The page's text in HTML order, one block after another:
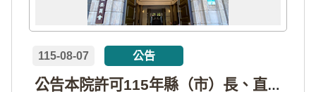
公告本院許可115年縣（市）長、直轄市議員、縣（市）議員擬參選人開立政治獻金專戶共計4戶。各專戶得收受政治獻金期間為自專戶許可設立日起至115年11月27日止，專戶名冊詳如附件。
115-08-07 公告